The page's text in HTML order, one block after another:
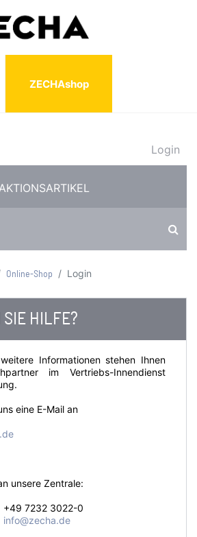
ZECHAshop
Login
REGISTRIERUNG
Online-Shop Login
SIE HILFE?
Informationen stehen Ihnen
im Vertriebs-Innendienst
eine E-Mail an
unsere Zentrale:
+49 7232 3022-0
info@zecha.de